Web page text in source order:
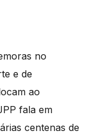
no
e de
ao
fala em
centenas de